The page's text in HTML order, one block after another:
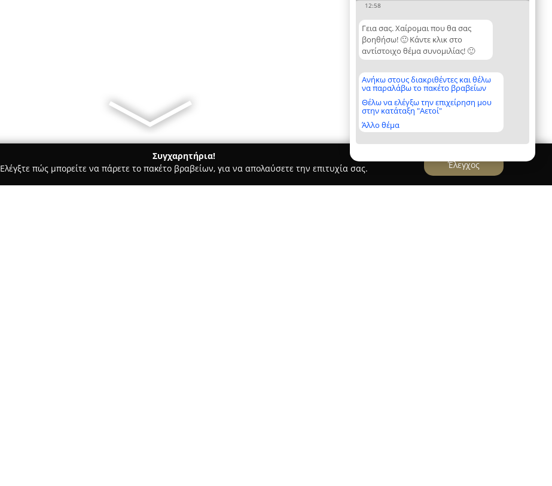
12:58
Γεια σας. Χαίρομαι που θα σας
βοηθήσω! 🙂 Κάντε κλικ στο
αντίστοιχο θέμα συνομιλίας! 🙂
Ανήκω στους διακριθέντες και θέλω
να παραλάβω το πακέτο βραβείων
Θέλω να ελέγξω την επιχείρηση μου
στην κατάταξη "Αετοί"
Άλλο θέμα
Συγχαρητήρια!
Ελέγξτε πώς μπορείτε να πάρετε το πακέτο βραβείων, για να απολαύσετε την επιτυχία σας.
Έλεγχος